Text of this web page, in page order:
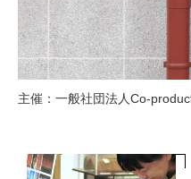
主催：一般社団法人Co-